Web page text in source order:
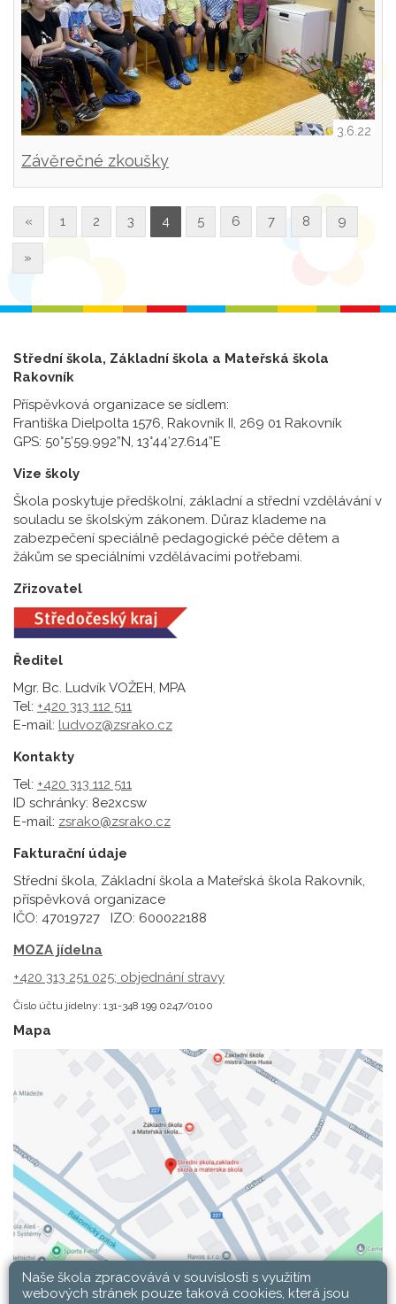
3.6.22
Závěrečné zkoušky
« 1 2 3 4 5 6 7 8 9
»
Střední škola, Základní škola a Mateřská škola
Rakovník
Příspěvková organizace se sídlem:
Františka Dielpolta 1576, Rakovník II, 269 01 Rakovník
GPS: 50°5’59.992”N, 13°44’27.614”E
Vize školy
Škola poskytuje předškolní, základní a střední vzdělávání v
souladu se školským zákonem. Důraz klademe na
zabezpečení speciálně pedagogické péče dětem a
žákům se speciálními vzdělávacími potřebami.
Zřizovatel
Ředitel
Mgr. Bc. Ludvík VOŽEH, MPA
Tel: +420 313 112 511
E-mail: ludvoz@zsrako.cz
Kontakty
Tel: +420 313 112 511
ID schránky: 8e2xcsw
E-mail: zsrako@zsrako.cz
Fakturační údaje
Střední škola, Základní škola a Mateřská škola Rakovník,
příspěvková organizace
IČO: 47019727 IZO: 600022188
MOZA jídelna
+420 313 251 025; objednání stravy
Číslo účtu jídelny: 131-348 199 0247/0100
Mapa
Naše škola zpracovává v souvislosti s využitím
webových stránek pouze taková cookies, která jsou